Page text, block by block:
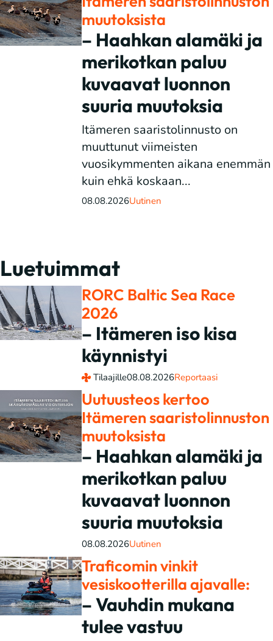
muutoksista
– Haahkan alamäki ja
merikotkan paluu
kuvaavat luonnon
suuria muutoksia
Itämeren saaristolinnusto on
muuttunut viimeisten
vuosikymmenten aikana enemmän
kuin ehkä koskaan...
08.08.2026Uutinen
Luetuimmat
RORC Baltic Sea Race
2026
– Itämeren iso kisa
käynnistyi
Tilaajille08.08.2026Reportaasi
Uutuusteos kertoo
Itämeren saaristolinnuston
muutoksista
– Haahkan alamäki ja
merikotkan paluu
kuvaavat luonnon
suuria muutoksia
08.08.2026Uutinen
Traficomin vinkit
vesiskootterilla ajavalle:
– Vauhdin mukana
tulee vastuu